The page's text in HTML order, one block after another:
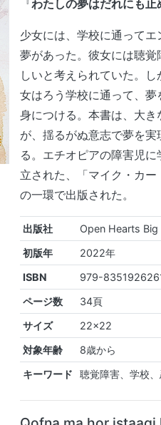
『わたしの夢はだれにも止
少女には、学校に通って
夢があった。彼女には聴
しいと考えられていた。
女はろう学校に通って、
身につける。本書は、大
が、揺るがぬ意志で夢を
る。エチオピアの障害児
立された、「マイク・カー
の一環で出版された。
出版社
Open Hearts
初版年
2022年
ISBN
979-
ページ数
34頁
サイズ
22x22
対象年齢
8歳から
キーワード
聴覚障害、学校